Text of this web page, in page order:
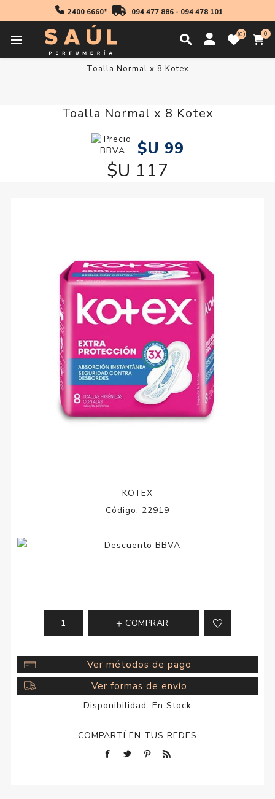
2400 6660* 094 477 886- 094 478 101
0 0
Inicio Higiene
Toalla Normal x 8 Kotex
Toalla Normal x 8 Kotex
$U 99
$U 117
KOTEX
Código: 22919
COMPRAR
Ver métodos de pago
Ver formas de envío
Disponibilidad: En Stock
COMPARTÍ EN TUS REDES